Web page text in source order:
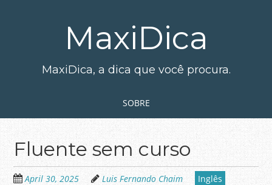
MaxiDica
MaxiDica, a dica que você procura.
SOBRE
Fluente sem curso
April 30, 2025 Luis Fernando Chaim
Inglês